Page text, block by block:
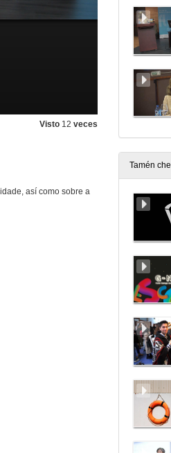
Visto 12 veces
así como sobre a
Tamén